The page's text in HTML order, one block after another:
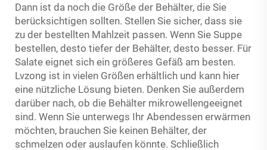
Dann ist da noch die Größe der Behälter, die Sie
berücksichtigen sollten. Stellen Sie sicher, dass sie
zu der bestellten Mahlzeit passen. Wenn Sie Suppe
bestellen, desto tiefer der Behälter, desto besser. Für
Salate eignet sich ein größeres Gefäß am besten.
Lvzong ist in vielen Größen erhältlich und kann hier
eine nützliche Lösung bieten. Denken Sie außerdem
darüber nach, ob die Behälter mikrowellengeeignet
sind. Wenn Sie unterwegs Ihr Abendessen erwärmen
möchten, brauchen Sie keinen Behälter, der
schmelzen oder auslaufen könnte. Schließlich